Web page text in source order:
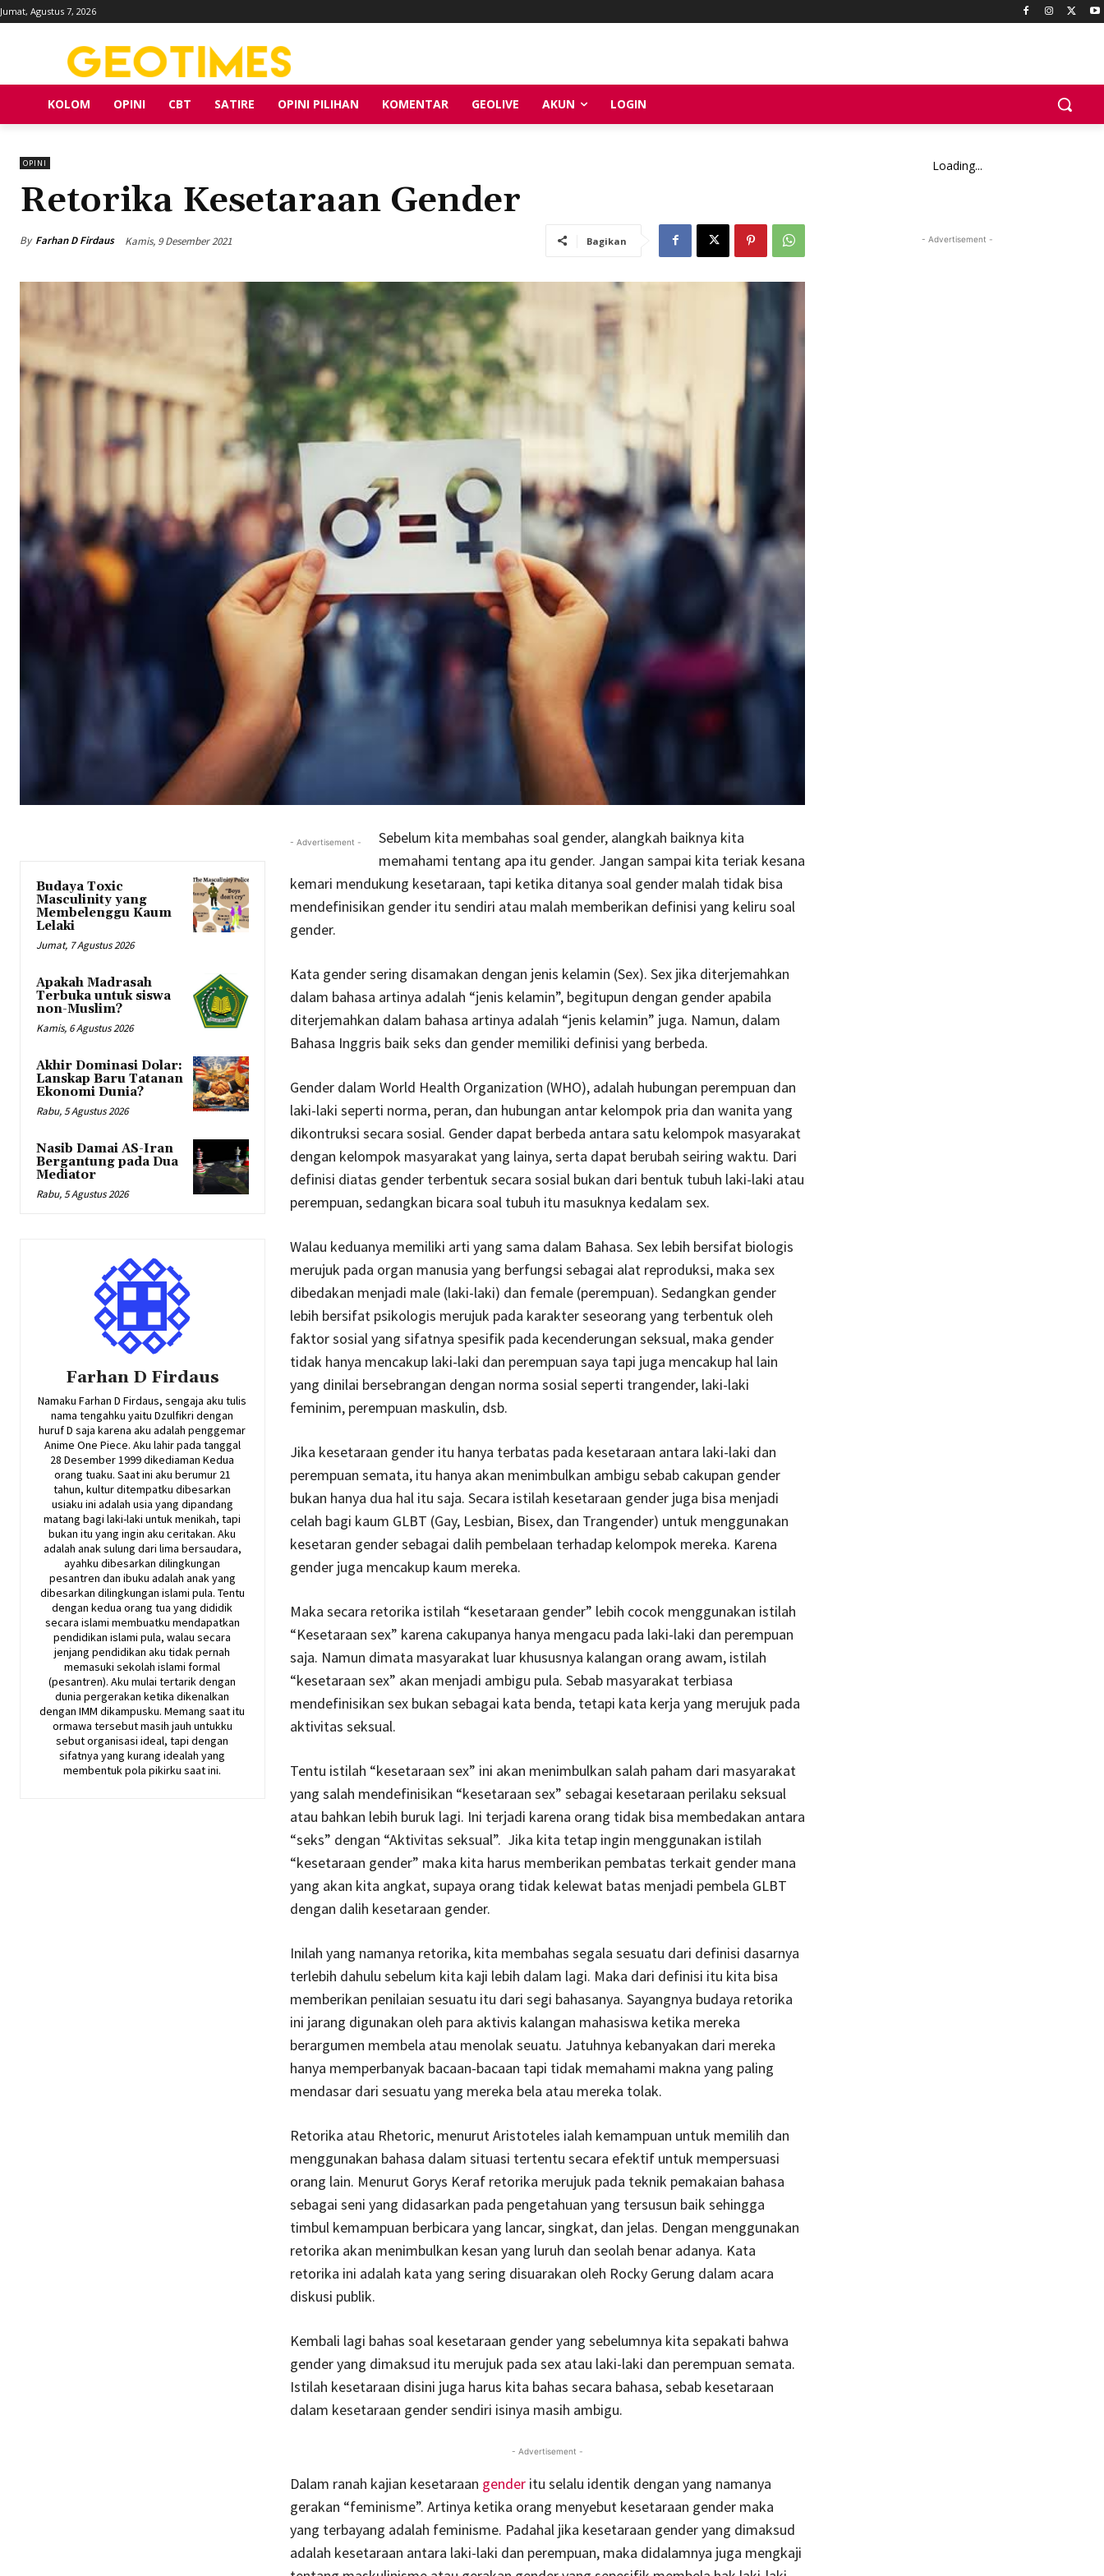
Jumat, Agustus 7, 2026
KOLOM OPINI CBT SATIRE OPINI PILIHAN KOMENTAR GEOLIVE AKUN LOGIN
OPINI
Retorika Kesetaraan Gender
By Farhan D Firdaus Kamis, 9 Desember 2021 Bagikan
Budaya Toxic
Masculinity yang
Membelenggu Kaum
Lelaki
Jumat, 7 Agustus 2026
Apakah Madrasah
Terbuka untuk siswa
non-Muslim?
Kamis, 6 Agustus 2026
Akhir Dominasi Dolar:
Lanskap Baru Tatanan
Ekonomi Dunia?
Rabu, 5 Agustus 2026
Nasib Damai AS-Iran
Bergantung pada Dua
Mediator
Rabu, 5 Agustus 2026
Farhan D Firdaus
Namaku Farhan D Firdaus, sengaja aku tulis
nama tengahku yaitu Dzulfikri dengan
huruf D saja karena aku adalah penggemar
Anime One Piece. Aku lahir pada tanggal
28 Desember 1999 dikediaman Kedua
orang tuaku. Saat ini aku berumur 21
tahun, kultur ditempatku dibesarkan
usiaku ini adalah usia yang dipandang
matang bagi laki-laki untuk menikah, tapi
bukan itu yang ingin aku ceritakan. Aku
adalah anak sulung dari lima bersaudara,
ayahku dibesarkan dilingkungan
pesantren dan ibuku adalah anak yang
dibesarkan dilingkungan islami pula. Tentu
dengan kedua orang tua yang dididik
secara islami membuatku mendapatkan
pendidikan islami pula, walau secara
jenjang pendidikan aku tidak pernah
memasuki sekolah islami formal
(pesantren). Aku mulai tertarik dengan
dunia pergerakan ketika dikenalkan
dengan IMM dikampusku. Memang saat itu
ormawa tersebut masih jauh untukku
sebut organisasi ideal, tapi dengan
sifatnya yang kurang idealah yang
membentuk pola pikirku saat ini.
- Advertisement -
Sebelum kita membahas soal gender, alangkah baiknya kita
memahami tentang apa itu gender. Jangan sampai kita teriak kesana
kemari mendukung kesetaraan, tapi ketika ditanya soal gender malah tidak bisa
mendefinisikan gender itu sendiri atau malah memberikan definisi yang keliru soal
gender.
Kata gender sering disamakan dengan jenis kelamin (Sex). Sex jika diterjemahkan
dalam bahasa artinya adalah “jenis kelamin”, begitupun dengan gender apabila
diterjemahkan dalam bahasa artinya adalah “jenis kelamin” juga. Namun, dalam
Bahasa Inggris baik seks dan gender memiliki definisi yang berbeda.
Gender dalam World Health Organization (WHO), adalah hubungan perempuan dan
laki-laki seperti norma, peran, dan hubungan antar kelompok pria dan wanita yang
dikontruksi secara sosial. Gender dapat berbeda antara satu kelompok masyarakat
dengan kelompok masyarakat yang lainya, serta dapat berubah seiring waktu. Dari
definisi diatas gender terbentuk secara sosial bukan dari bentuk tubuh laki-laki atau
perempuan, sedangkan bicara soal tubuh itu masuknya kedalam sex.
Walau keduanya memiliki arti yang sama dalam Bahasa. Sex lebih bersifat biologis
merujuk pada organ manusia yang berfungsi sebagai alat reproduksi, maka sex
dibedakan menjadi male (laki-laki) dan female (perempuan). Sedangkan gender
lebih bersifat psikologis merujuk pada karakter seseorang yang terbentuk oleh
faktor sosial yang sifatnya spesifik pada kecenderungan seksual, maka gender
tidak hanya mencakup laki-laki dan perempuan saya tapi juga mencakup hal lain
yang dinilai bersebrangan dengan norma sosial seperti trangender, laki-laki
feminim, perempuan maskulin, dsb.
Jika kesetaraan gender itu hanya terbatas pada kesetaraan antara laki-laki dan
perempuan semata, itu hanya akan menimbulkan ambigu sebab cakupan gender
bukan hanya dua hal itu saja. Secara istilah kesetaraan gender juga bisa menjadi
celah bagi kaum GLBT (Gay, Lesbian, Bisex, dan Trangender) untuk menggunakan
kesetaran gender sebagai dalih pembelaan terhadap kelompok mereka. Karena
gender juga mencakup kaum mereka.
Maka secara retorika istilah “kesetaraan gender” lebih cocok menggunakan istilah
“Kesetaraan sex” karena cakupanya hanya mengacu pada laki-laki dan perempuan
saja. Namun dimata masyarakat luar khususnya kalangan orang awam, istilah
“kesetaraan sex” akan menjadi ambigu pula. Sebab masyarakat terbiasa
mendefinisikan sex bukan sebagai kata benda, tetapi kata kerja yang merujuk pada
aktivitas seksual.
Tentu istilah “kesetaraan sex” ini akan menimbulkan salah paham dari masyarakat
yang salah mendefinisikan “kesetaraan sex” sebagai kesetaraan perilaku seksual
atau bahkan lebih buruk lagi. Ini terjadi karena orang tidak bisa membedakan antara
“seks” dengan “Aktivitas seksual”. Jika kita tetap ingin menggunakan istilah
“kesetaraan gender” maka kita harus memberikan pembatas terkait gender mana
yang akan kita angkat, supaya orang tidak kelewat batas menjadi pembela GLBT
dengan dalih kesetaraan gender.
Inilah yang namanya retorika, kita membahas segala sesuatu dari definisi dasarnya
terlebih dahulu sebelum kita kaji lebih dalam lagi. Maka dari definisi itu kita bisa
memberikan penilaian sesuatu itu dari segi bahasanya. Sayangnya budaya retorika
ini jarang digunakan oleh para aktivis kalangan mahasiswa ketika mereka
berargumen membela atau menolak seuatu. Jatuhnya kebanyakan dari mereka
hanya memperbanyak bacaan-bacaan tapi tidak memahami makna yang paling
mendasar dari sesuatu yang mereka bela atau mereka tolak.
Retorika atau Rhetoric, menurut Aristoteles ialah kemampuan untuk memilih dan
menggunakan bahasa dalam situasi tertentu secara efektif untuk mempersuasi
orang lain. Menurut Gorys Keraf retorika merujuk pada teknik pemakaian bahasa
sebagai seni yang didasarkan pada pengetahuan yang tersusun baik sehingga
timbul kemampuan berbicara yang lancar, singkat, dan jelas. Dengan menggunakan
retorika akan menimbulkan kesan yang luruh dan seolah benar adanya. Kata
retorika ini adalah kata yang sering disuarakan oleh Rocky Gerung dalam acara
diskusi publik.
Kembali lagi bahas soal kesetaraan gender yang sebelumnya kita sepakati bahwa
gender yang dimaksud itu merujuk pada sex atau laki-laki dan perempuan semata.
Istilah kesetaraan disini juga harus kita bahas secara bahasa, sebab kesetaraan
dalam kesetaraan gender sendiri isinya masih ambigu.
- Advertisement -
Dalam ranah kajian kesetaraan genderitu selalu identik dengan yang namanya
gerakan “feminisme”. Artinya ketika orang menyebut kesetaraan gender maka
yang terbayang adalah feminisme. Padahal jika kesetaraan gender yang dimaksud
adalah kesetaraan antara laki-laki dan perempuan, maka didalamnya juga mengkaji
Loading...
- Advertisement -